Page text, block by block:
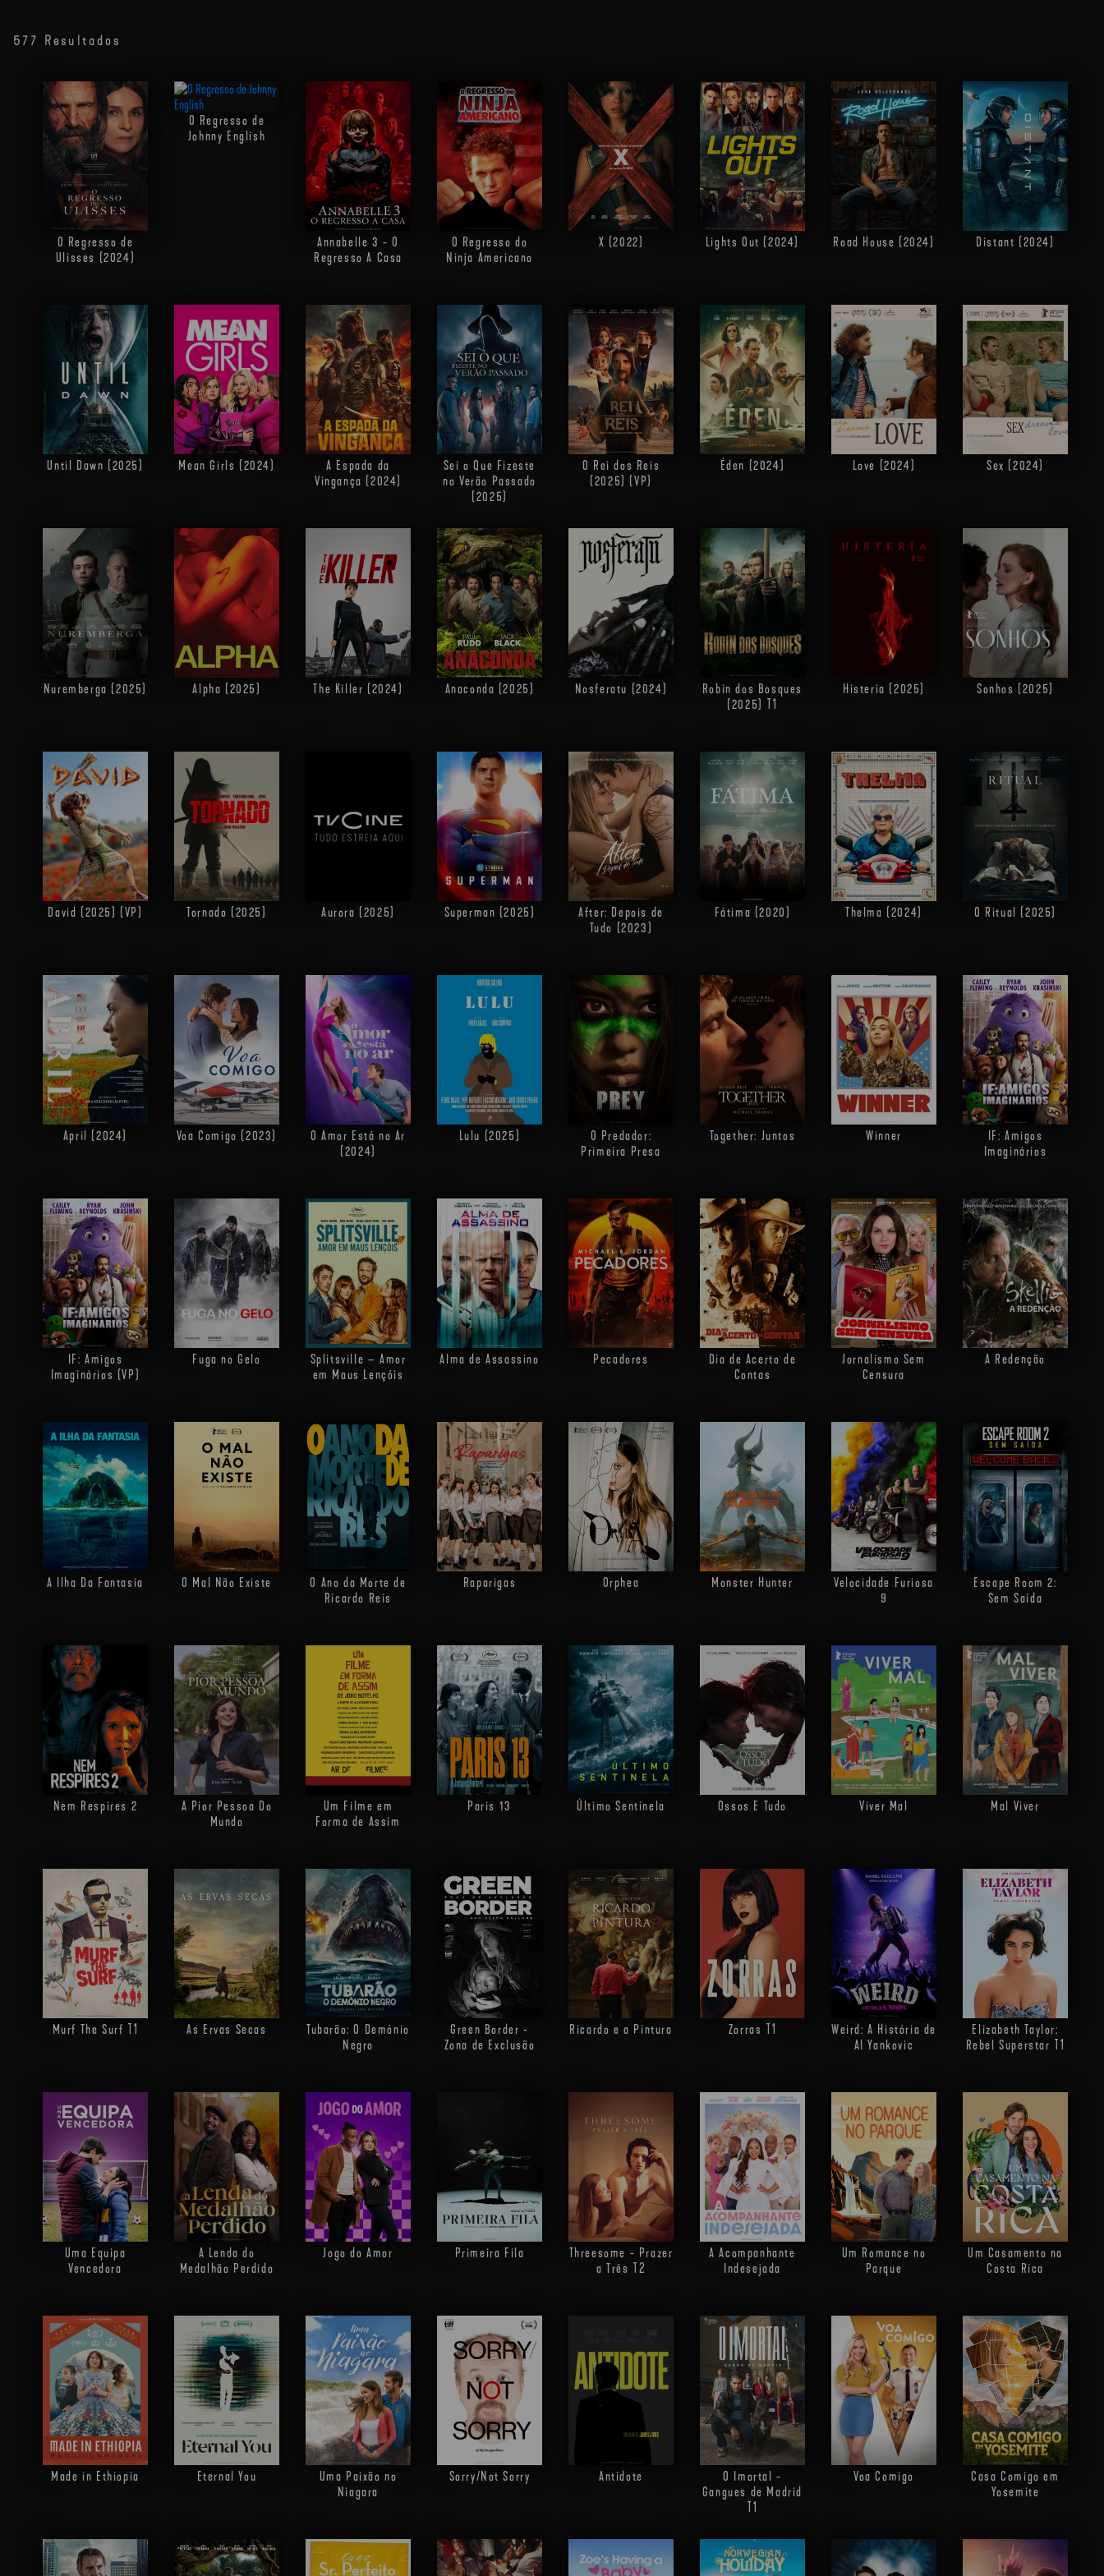
577 Resultados
O Regresso de
Ulisses (2024)
O Regresso de
Johnny English
Annabelle 3 - O
Regresso A Casa
O Regresso do
Ninja Americano
X (2022) Lights Out (2024) Road House (2024) Distant (2024)
Until Dawn (2025) Mean Girls (2024)
A Espada da
Vingança (2024)
Sei o Que Fizeste
no Verão Passado
(2025)
O Rei dos Reis
(2025) (VP)
Éden (2024) Love (2024) Sex (2024)
Nuremberga (2025) Alpha (2025) The Killer (2024) Anaconda (2025) Nosferatu (2024)
Robin dos Bosques
(2025) T1
Histeria (2025) Sonhos (2025)
David (2025) (VP) Tornado (2025) Aurora (2025) Superman (2025)
After: Depois de
Tudo (2023)
Fátima (2020) Thelma (2024) O Ritual (2025)
April (2024) Voa Comigo (2023)
O Amor Está no Ar
(2024)
Lulu (2025)
O Predador:
Primeira Presa
Together: Juntos Winner
IF: Amigos
Imaginários
IF: Amigos
Imaginários (VP)
Fuga no Gelo
Splitsville – Amor
em Maus Lençóis
Alma de Assassino Pecadores
Dia de Acerto de
Contas
Jornalismo Sem
Censura
A Redenção
A Ilha Da Fantasia O Mal Não Existe
O Ano da Morte de
Ricardo Reis
Raparigas Orphea Monster Hunter
Velocidade Furiosa
9
Escape Room 2:
Sem Saída
Nem Respires 2
A Pior Pessoa Do
Mundo
Um Filme em
Forma de Assim
Paris 13 Último Sentinela Ossos E Tudo Viver Mal Mal Viver
Murf The Surf T1 As Ervas Secas
Tubarão: O Demónio
Negro
Green Border -
Zona de Exclusão
Ricardo e a Pintura Zorras T1
Weird: A História de
Al Yankovic
Elizabeth Taylor:
Rebel Superstar T1
Uma Equipa
Vencedora
A Lenda do
Medalhão Perdido
Jogo do Amor Primeira Fila
Threesome - Prazer
a Três T2
A Acompanhante
Indesejada
Um Romance no
Parque
Um Casamento na
Costa Rica
Made in Ethiopia Eternal You
Uma Paixão no
Niagara
Sorry/Not Sorry Antidote
O Imortal -
Gangues de Madrid
T1
Voa Comigo
Casa Comigo em
Yosemite